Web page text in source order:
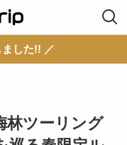
した!! ／
林ツーリング